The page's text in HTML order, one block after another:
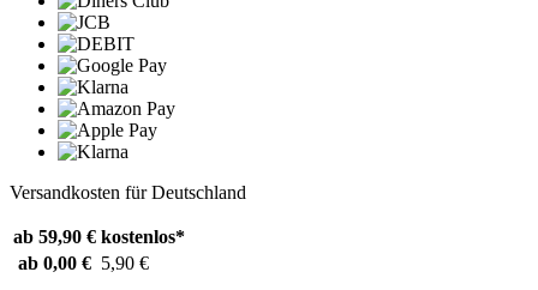
Versandkosten für Deutschland
ab 59,90 € kostenlos*
ab 0,00 € 5,90 €